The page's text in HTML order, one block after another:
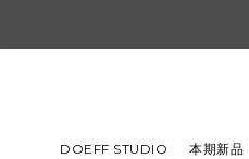
DOEFF STUDIO 本期新品